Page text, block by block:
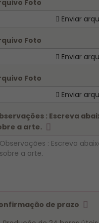
Foto
Enviar
Foto
Enviar
Foto
Enviar
: Escreva
a arte.
de prazo